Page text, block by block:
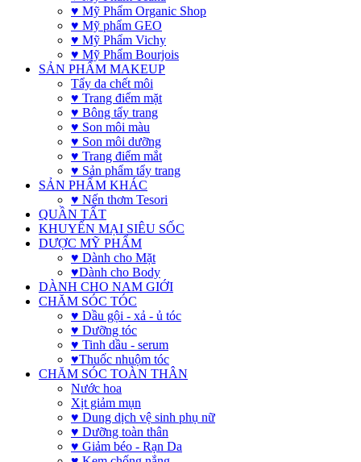
♥ Mỹ Phẩm Organic Shop
♥ Mỹ phẩm GEO
♥ Mỹ Phẩm Vichy
♥ Mỹ Phẩm Bourjois
SẢN PHẨM MAKEUP
Tẩy da chết môi
♥ Trang điểm mặt
♥ Bông tẩy trang
♥ Son môi màu
♥ Son môi dưỡng
♥ Trang điểm mắt
♥ Sản phẩm tẩy trang
SẢN PHẨM KHÁC
♥ Nến thơm Tesori
QUẦN TẤT
KHUYẾN MẠI SIÊU SỐC
DƯỢC MỸ PHẨM
♥ Dành cho Mặt
♥Dành cho Body
DÀNH CHO NAM GIỚI
CHĂM SÓC TÓC
♥ Dầu gội - xả - ủ tóc
♥ Dưỡng tóc
♥ Tinh dầu - serum
♥Thuốc nhuộm tóc
CHĂM SÓC TOÀN THÂN
Nước hoa
Xịt giảm mụn
♥ Dung dịch vệ sinh phụ nữ
♥ Dưỡng toàn thân
♥ Giảm béo - Rạn Da